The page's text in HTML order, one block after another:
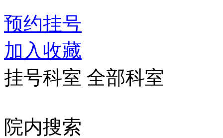
预约挂号
加入收藏
挂号科室 全部科室
院内搜索